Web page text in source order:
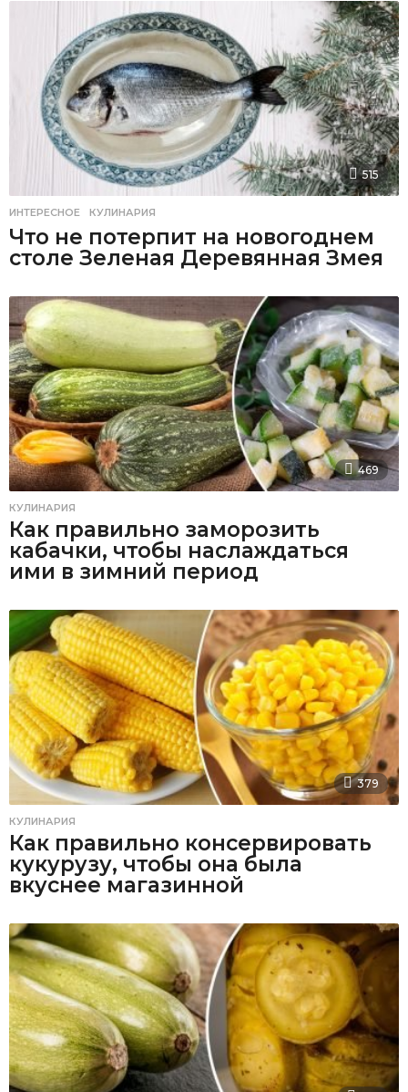
515
ИНТЕРЕСНОЕ ,КУЛИНАРИЯ
Что не потерпит на новогоднем
столе Зеленая Деревянная Змея
469
КУЛИНАРИЯ
Как правильно заморозить
кабачки, чтобы наслаждаться
ими в зимний период
379
КУЛИНАРИЯ
Как правильно консервировать
кукурузу, чтобы она была
вкуснее магазинной